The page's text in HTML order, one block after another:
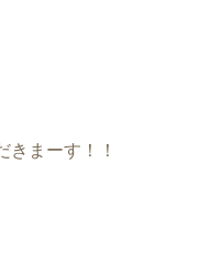
きまーす！！